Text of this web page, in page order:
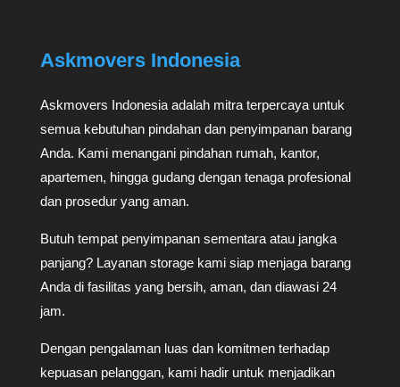
Askmovers Indonesia
Askmovers Indonesia adalah mitra terpercaya untuk
semua kebutuhan pindahan dan penyimpanan barang
Anda. Kami menangani pindahan rumah, kantor,
apartemen, hingga gudang dengan tenaga profesional
dan prosedur yang aman.
Butuh tempat penyimpanan sementara atau jangka
panjang? Layanan storage kami siap menjaga barang
Anda di fasilitas yang bersih, aman, dan diawasi 24
jam.
Dengan pengalaman luas dan komitmen terhadap
kepuasan pelanggan, kami hadir untuk menjadikan